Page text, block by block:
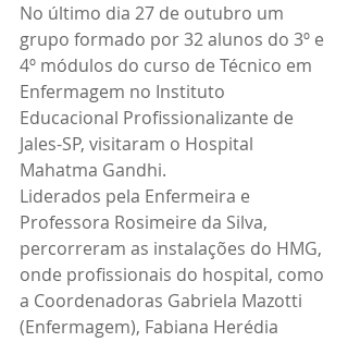
No último dia 27 de outubro um
grupo formado por 32 alunos do 3º e
4º módulos do curso de Técnico em
Enfermagem no Instituto
Educacional Profissionalizante de
Jales-SP, visitaram o Hospital
Mahatma Gandhi.
Liderados pela Enfermeira e
Professora Rosimeire da Silva,
percorreram as instalações do HMG,
onde profissionais do hospital, como
a Coordenadoras Gabriela Mazotti
(Enfermagem), Fabiana Herédia